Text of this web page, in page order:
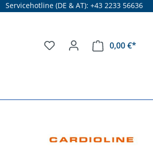
Servicehotline (DE & AT): +43 2233 56636
0,00 €*